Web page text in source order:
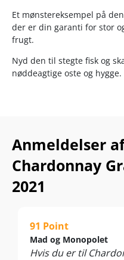
Et mønstereksempel på
der er din garanti for stor
frugt.
Nyd den til stegte fisk og
nøddeagtige oste og hygge.
Anmeldelser
Chardonnay
2021
91 Point
Mad og Monopolet
Hvis du er til